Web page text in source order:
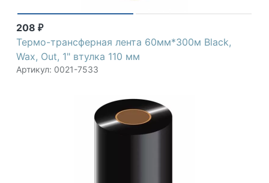
208 ₽
Термо-трансферная лента 60мм*300м Black,
Wax, Out, 1" втулка 110 мм
Артикул: 0021-7533